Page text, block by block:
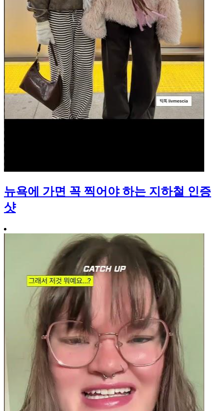
뉴욕에 가면 꼭 찍어야 하는 지하철 인증
샷